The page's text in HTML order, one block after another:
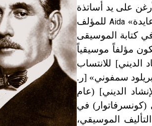
على يد أساتذة
Aida للمؤلف
كتابة الموسيقى
مؤلفاً موسيقياً
الديني] للانتساب
سمفوني» [ر.
الديني] (عام
(كونسرفاتوار) في
الموسيقي،